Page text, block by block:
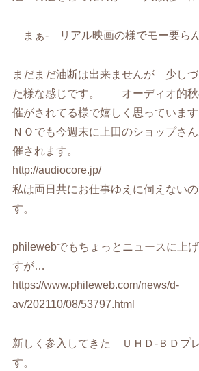
まぁ- リアル映画の様でモー要ら
まだまだ油断は出来ませんが 少しづ
た様な感じです。 オーディオ的秋
催がされてる様で嬉しく思っていま
ＮＯでも今週末に上田のショップさ
催されます。
http://audiocore.jp/
私は両日共にお仕事ゆえに伺えな
す。
philewebでもちょっとニュースに上
すが…
https://www.phileweb.com/news/d-
av/202110/08/53797.html
新しく参入してきた ＵＨＤ-ＢＤプ
す。